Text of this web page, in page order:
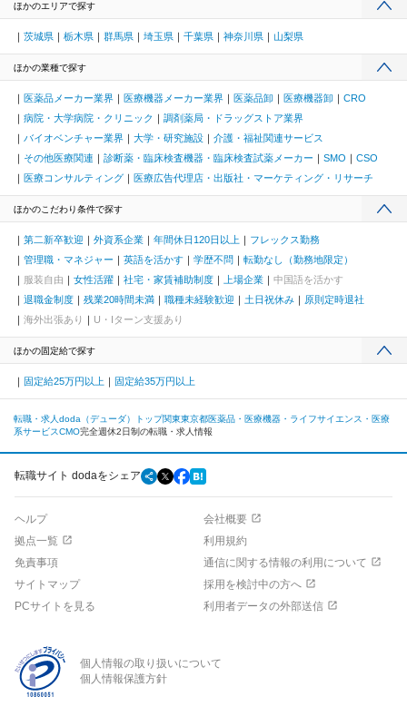
ほかのエリアで探す
茨城県 栃木県 群馬県 埼玉県 千葉県 神奈川県 山梨県
ほかの業種で探す
医薬品メーカー業界 医療機器メーカー業界 医薬品卸 医療機器卸
CRO
病院・大学病院・クリニック
調剤薬局・ドラッグストア業界
バイオベンチャー業界
大学・研究施設
介護・福祉関連サービス
その他医療関連
診断薬・臨床検査機器・臨床検査試薬メーカー SMO
CSO
医療コンサルティング
医療広告代理店・出版社・マーケティング・リサーチ
ほかのこだわり条件で探す
第二新卒歓迎 外資系企業 年間休日120日以上
フレックス勤務
管理職・マネジャー
英語を活かす 学歴不問
転勤なし（勤務地限定）
服装自由
女性活躍 社宅・家賃補助制度 上場企業
中国語を活かす
退職金制度
残業20時間未満 職種未経験歓迎 土日祝休み
原則定時退社
海外出張あり
U・Iターン支援あり
ほかの固定給で探す
固定給25万円以上 固定給35万円以上
転職・求人doda（デューダ）トップ関東東京都医薬品・医療機器・ライフサイエンス・医療
系サービスCMO完全週休2日制の転職・求人情報
転職サイト dodaをシェア
ヘルプ
会社概要
拠点一覧
利用規約
免責事項
通信に関する情報の利用について
サイトマップ
採用を検討中の方へ
PCサイトを見る
利用者データの外部送信
個人情報の取り扱いについて
個人情報保護方針